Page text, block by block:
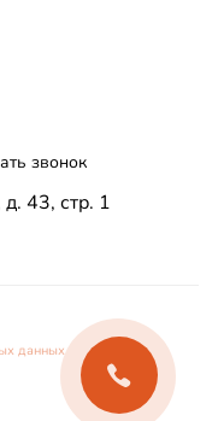
звонок
43, стр. 1
данных